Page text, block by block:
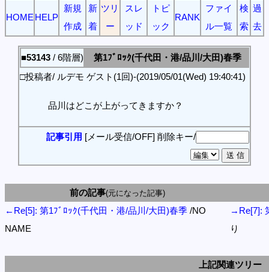
HOME HELP
新規
作成
新
着
ツリ
ー
スレ
ッド
トピ
ック
RANK
ファイ
ル一覧
検
索
過
去
■53143 / 6階層)
第1ﾌﾞﾛｯｸ(千代田・港/品川/大田)春季
□投稿者/ ルデモ ゲスト(1回)-(2019/05/01(Wed) 19:40:41)
品川はどこが上がってきますか？
記事引用 [メール受信/OFF] 削除キー/
前の記事(元になった記事)
←Re[5]: 第1ﾌﾞﾛｯｸ(千代田・港/品川/大田)春季 /NO
NAME
→Re[7]:
り
上記関連ツリー